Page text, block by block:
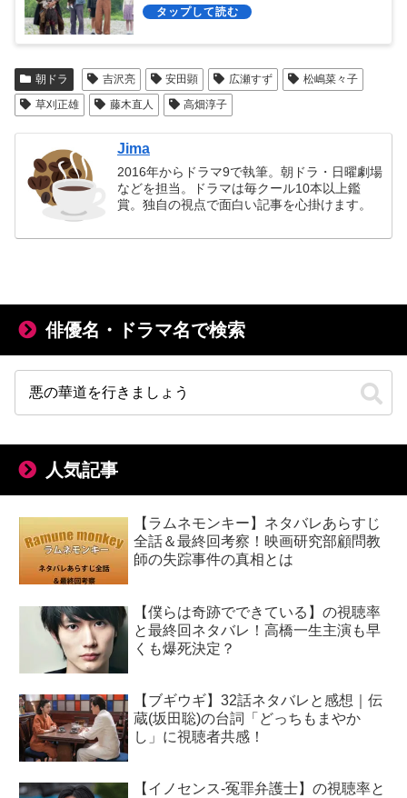
朝ドラ 吉沢亮 安田顕 広瀬すず
松嶋菜々子
草刈正雄
藤木直人 高畑淳子
Jima
2016年からドラマ9で執筆。朝ドラ・日曜劇場
などを担当。ドラマは毎クール10本以上鑑
賞。独自の視点で面白い記事を心掛けます。
俳優名・ドラマ名で検索
人気記事
【ラムネモンキー】ネタバレあらすじ
全話＆最終回考察！映画研究部顧問教
師の失踪事件の真相とは
【僕らは奇跡でできている】の視聴率
と最終回ネタバレ！高橋一生主演も早
くも爆死決定？
【ブギウギ】32話ネタバレと感想｜伝
蔵(坂田聡)の台詞「どっちもまやか
し」に視聴者共感！
【イノセンス-冤罪弁護士】の視聴率と